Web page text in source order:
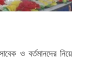
ও বর্তমানদের নিয়ে